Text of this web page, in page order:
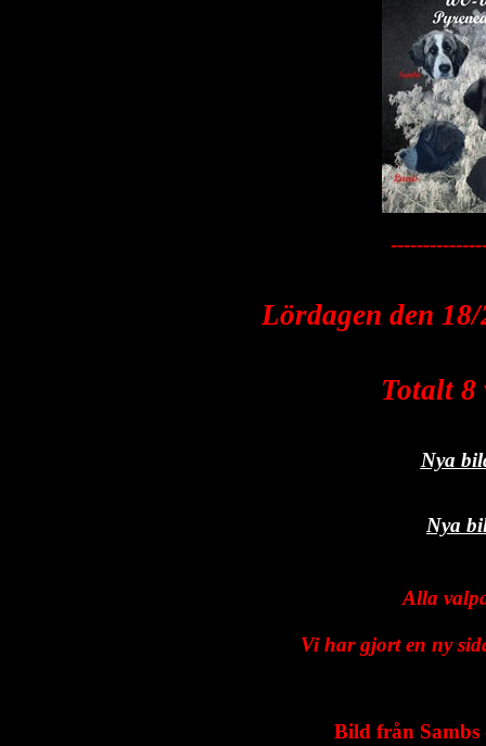
Lördagen den
Totalt 8
Nya
Nya
Alla
Vi har gjort en ny
Bild från